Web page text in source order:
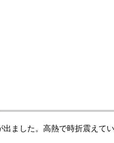
出ました。高熱で時折震えて